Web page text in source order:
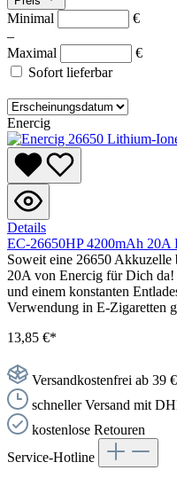
Minimal
€
–
Maximal
€
Sofort lieferbar
Enercig
Details
EC-26650HP 4200mAh 20A
Soweit eine 26650
20A von Enercig für Dich
und einem konstanten
Verwendung in E-Zigaretten
13,85 €*
Versandkostenfrei ab 39
schneller Versand mit
kostenlose Retouren
Service-Hotline